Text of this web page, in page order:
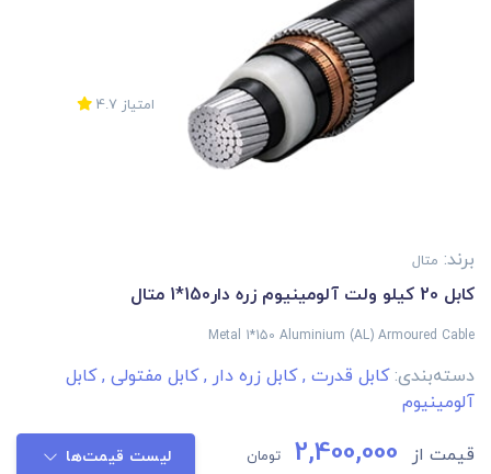
امتیاز 4.7
برند: متال
کابل 20 کیلو ولت آلومینیوم زره دار150*1 متال
Metal 1*150 Aluminium (AL) Armoured Cable
دسته‌بندی:کابل قدرت ,کابل زره دار ,کابل مفتولی ,کابل
آلومینیوم
قیمت از 2,400,000 تومان لیست قیمت‌ها